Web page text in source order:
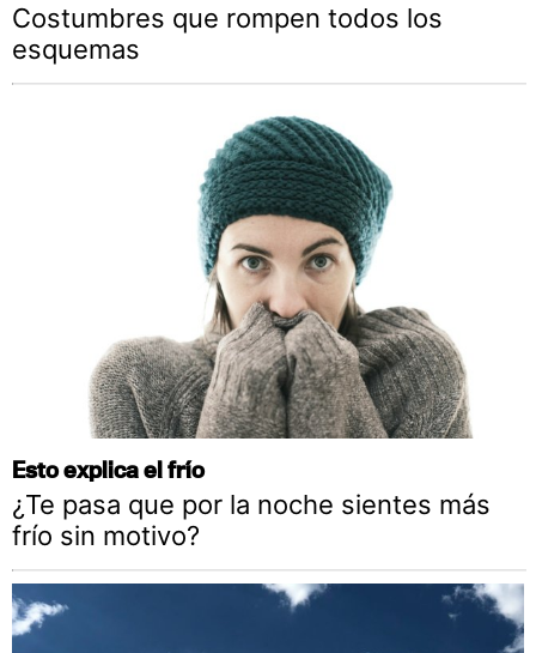
Costumbres que rompen todos los
esquemas
Esto explica el frío
¿Te pasa que por la noche sientes más
frío sin motivo?